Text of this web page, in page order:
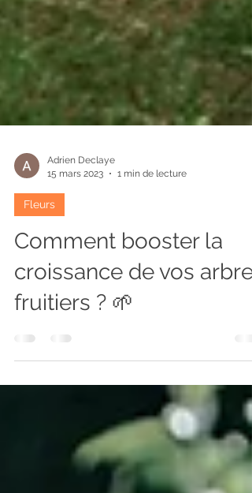
Adrien Declaye
15 mars 2023
Fleurs
Comment booster la
croissance de vos arbres
fruitiers ? 🌱